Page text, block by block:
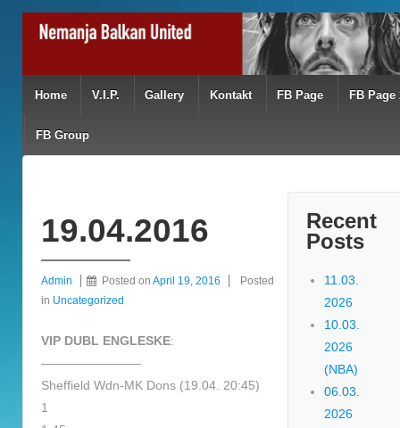
Home V.I.P. Gallery Kontakt FB Page FB Page
FB Group
19.04.2016
Admin Posted on April 19, 2016
Posted
in Uncategorized
VIP DUBL ENGLESKE:
————————
Sheffield Wdn-MK Dons (19.04. 20:45)
1
Recent
Posts
11.03.
2026
10.03.
2026
(NBA)
06.03.
2026